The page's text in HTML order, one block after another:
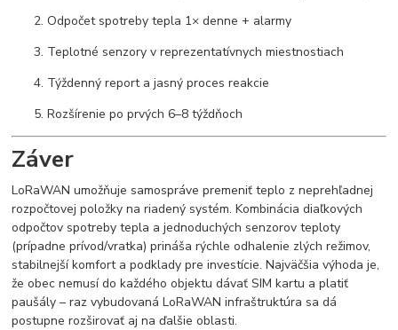
Odpočet spotreby tepla 1× denne + alarmy
Teplotné senzory v reprezentatívnych miestnostiach
Týždenný report a jasný proces reakcie
Rozšírenie po prvých 6–8 týždňoch
Záver
LoRaWAN umožňuje samospráve premeniť teplo z neprehľadnej
rozpočtovej položky na riadený systém. Kombinácia diaľkových
odpočtov spotreby tepla a jednoduchých senzorov teploty
(prípadne prívod/vratka) prináša rýchle odhalenie zlých režimov,
stabilnejší komfort a podklady pre investície. Najväčšia výhoda je,
že obec nemusí do každého objektu dávať SIM kartu a platiť
paušály – raz vybudovaná LoRaWAN infraštruktúra sa dá
postupne rozširovať aj na ďalšie oblasti.